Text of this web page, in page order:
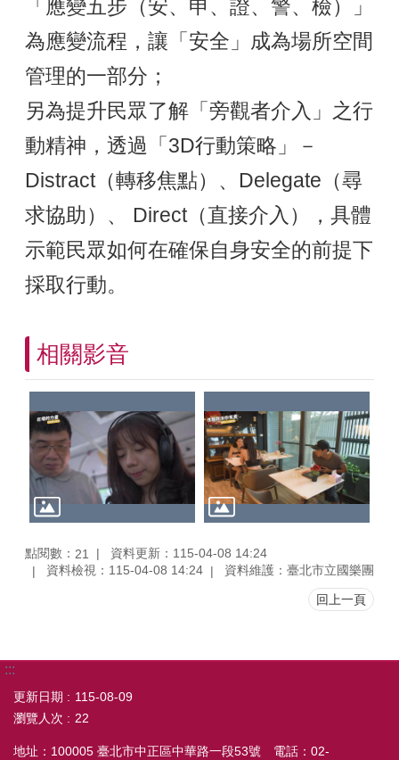
「應變五步（安、申、證、警、檢）」
為應變流程，讓「安全」成為場所空間
管理的一部分；
另為提升民眾了解「旁觀者介入」之行
動精神，透過「3D行動策略」－
Distract（轉移焦點）、Delegate（尋
求協助）、 Direct（直接介入），具體
示範民眾如何在確保自身安全的前提下
採取行動。
相關影音
點閱數： 21
資料更新：115-04-08 14:24
資料檢視：115-04-08 14:24
資料維護：臺北市立國樂團
回上一頁
:::
更新日期
115-08-09
瀏覽人次
22
地址：100005 臺北市中正區中華路一段53號 電話：02-